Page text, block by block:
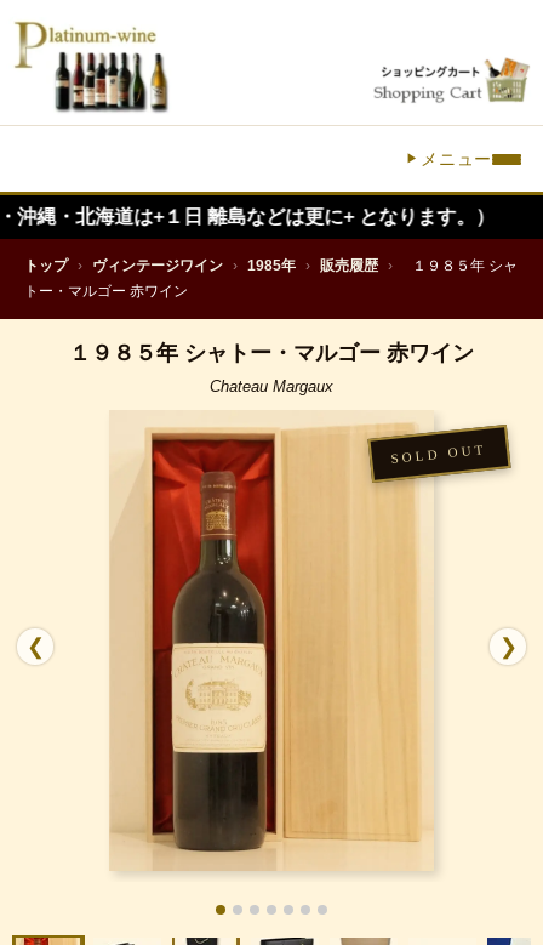
メニュー
は+１日 離島などは更に+ となります。）
トップ › ヴィンテージワイン › 1985年 › 販売履歴 ›
１９８５年 シャ
トー・マルゴー 赤ワイン
１９８５年 シャトー・マルゴー 赤ワイン
Chateau Margaux
❮ ❯